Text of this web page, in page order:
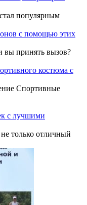
популярным
с помощью этих
вы принять вызов?
костюма с
Спортивные
с лучшими
только отличный